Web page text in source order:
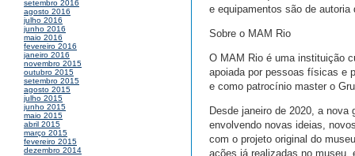
setembro 2016
agosto 2016
julho 2016
junho 2016
maio 2016
fevereiro 2016
janeiro 2016
novembro 2015
outubro 2015
setembro 2015
agosto 2015
julho 2015
junho 2015
maio 2015
abril 2015
março 2015
fevereiro 2015
dezembro 2014
e equipamentos são de
Sobre o MAM Rio
O MAM Rio é uma instituição
apoiada por pessoas físicas e
e como patrocínio master o
Desde janeiro de 2020, a
envolvendo novas ideias,
com o projeto original do
ações já realizadas no museu,